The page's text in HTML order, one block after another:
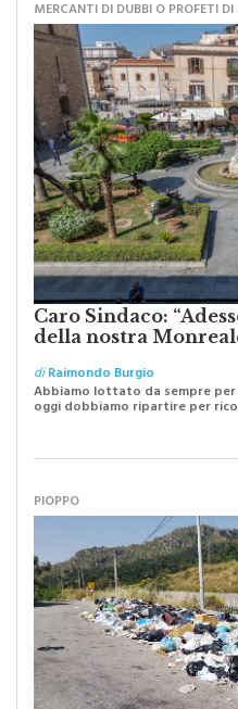
MERCANTI DI DUBBI O PROFETI
Caro Sindaco:
della nostra
diRaimondo Burgio
Abbiamo lottato da sempre
oggi dobbiamo ripartire per
PIOPPO